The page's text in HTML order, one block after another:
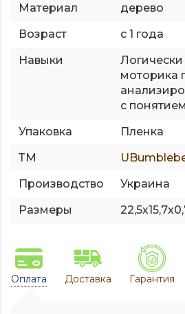
Материал
дерево
Возраст
с 1 года
Навыки
моторика
с
Упаковка
Пленка
ТМ
Производство
Украина
Размеры
Оплата Доставка Гарантия